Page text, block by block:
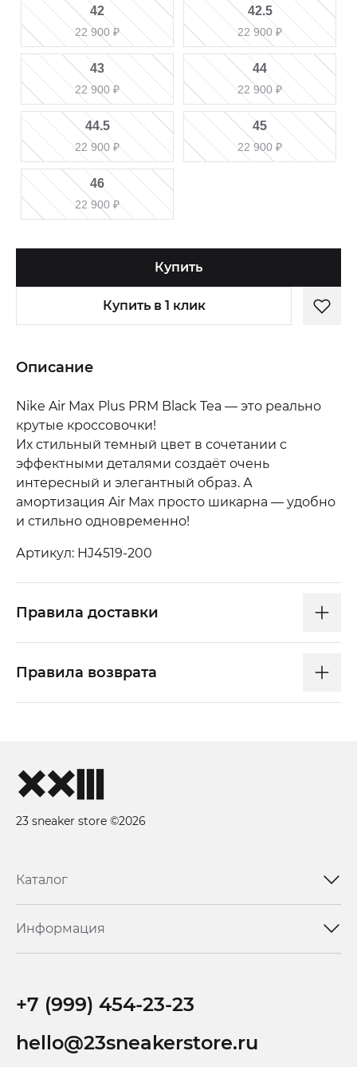
42
22 900 ₽
42.5
22 900 ₽
43
22 900 ₽
44
22 900 ₽
44.5
22 900 ₽
45
22 900 ₽
46
22 900 ₽
Купить
Купить в 1 клик
Описание
Nike Air Max Plus PRM Black Tea — это реально
крутые кроссовочки!
Их стильный темный цвет в сочетании с
эффектными деталями создаёт очень
интересный и элегантный образ. А
амортизация Air Max просто шикарна — удобно
и стильно одновременно!
Артикул: HJ4519-200
Правила доставки
Правила возврата
23 sneaker store ©2026
Каталог
Информация
+7 (999) 454-23-23
hello@23sneakerstore.ru